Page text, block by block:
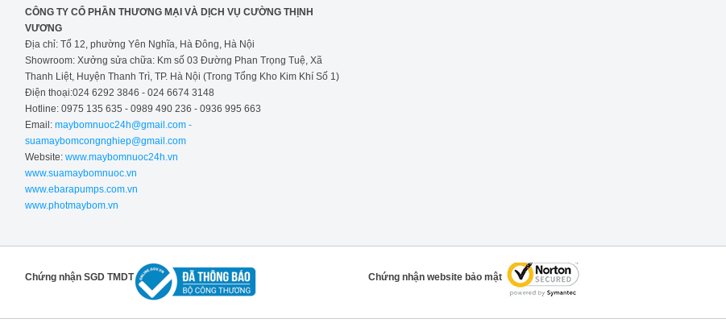
CÔNG TY CỔ PHẦN THƯƠNG MẠI VÀ DỊCH VỤ CƯỜNG THỊNH
VƯƠNG
Địa chỉ: Tổ 12, phường Yên Nghĩa, Hà Đông, Hà Nội
Showroom: Xưởng sửa chữa: Km số 03 Đường Phan Trọng Tuệ, Xã
Thanh Liệt, Huyện Thanh Trì, TP. Hà Nội (Trong Tổng Kho Kim Khí Số 1)
Điện thoại:024 6292 3846 - 024 6674 3148
Hotline: 0975 135 635 - 0989 490 236 - 0936 995 663
Email: maybomnuoc24h@gmail.com -
suamaybomcongnghiep@gmail.com
Website:www.maybomnuoc24h.vn
www.suamaybomnuoc.vn
www.ebarapumps.com.vn
www.photmaybom.vn
Chứng nhận SGD TMDT Chứng nhận website bảo mật